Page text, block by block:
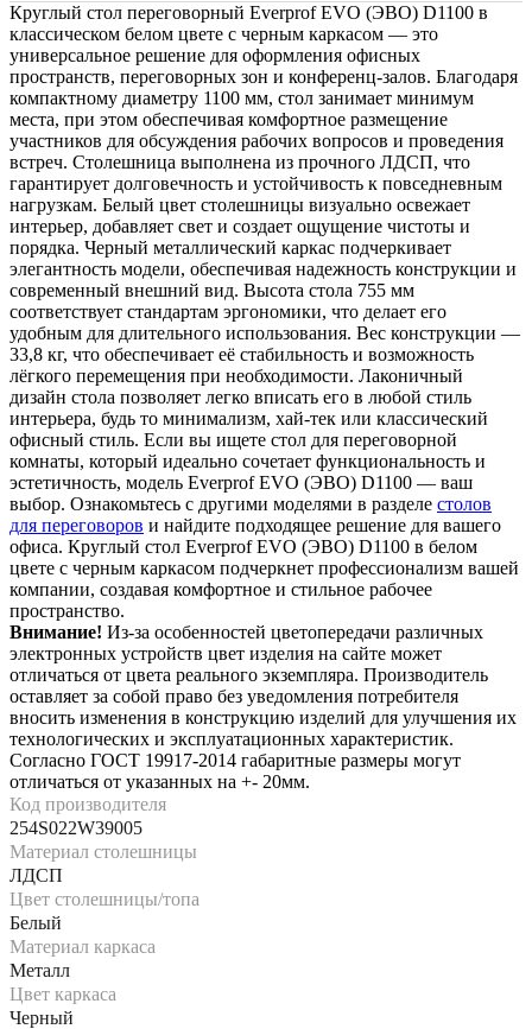
Круглый стол переговорный Everprof EVO (ЭВО) D1100 в
классическом белом цвете с черным каркасом — это
универсальное решение для оформления офисных
пространств, переговорных зон и конференц-залов. Благодаря
компактному диаметру 1100 мм, стол занимает минимум
места, при этом обеспечивая комфортное размещение
участников для обсуждения рабочих вопросов и проведения
встреч. Столешница выполнена из прочного ЛДСП, что
гарантирует долговечность и устойчивость к повседневным
нагрузкам. Белый цвет столешницы визуально освежает
интерьер, добавляет свет и создает ощущение чистоты и
порядка. Черный металлический каркас подчеркивает
элегантность модели, обеспечивая надежность конструкции и
современный внешний вид. Высота стола 755 мм
соответствует стандартам эргономики, что делает его
удобным для длительного использования. Вес конструкции —
33,8 кг, что обеспечивает её стабильность и возможность
лёгкого перемещения при необходимости. Лаконичный
дизайн стола позволяет легко вписать его в любой стиль
интерьера, будь то минимализм, хай-тек или классический
офисный стиль. Если вы ищете стол для переговорной
комнаты, который идеально сочетает функциональность и
эстетичность, модель Everprof EVO (ЭВО) D1100 — ваш
выбор. Ознакомьтесь с другими моделями в разделе столов
для переговоров и найдите подходящее решение для вашего
офиса. Круглый стол Everprof EVO (ЭВО) D1100 в белом
цвете с черным каркасом подчеркнет профессионализм вашей
компании, создавая комфортное и стильное рабочее
пространство.
Внимание! Из-за особенностей цветопередачи различных
электронных устройств цвет изделия на сайте может
отличаться от цвета реального экземпляра. Производитель
оставляет за собой право без уведомления потребителя
вносить изменения в конструкцию изделий для улучшения их
технологических и эксплуатационных характеристик.
Согласно ГОСТ 19917-2014 габаритные размеры могут
отличаться от указанных на +- 20мм.
Код производителя
254S022W39005
Материал столешницы
ЛДСП
Цвет столешницы/топа
Белый
Материал каркаса
Металл
Цвет каркаса
Черный